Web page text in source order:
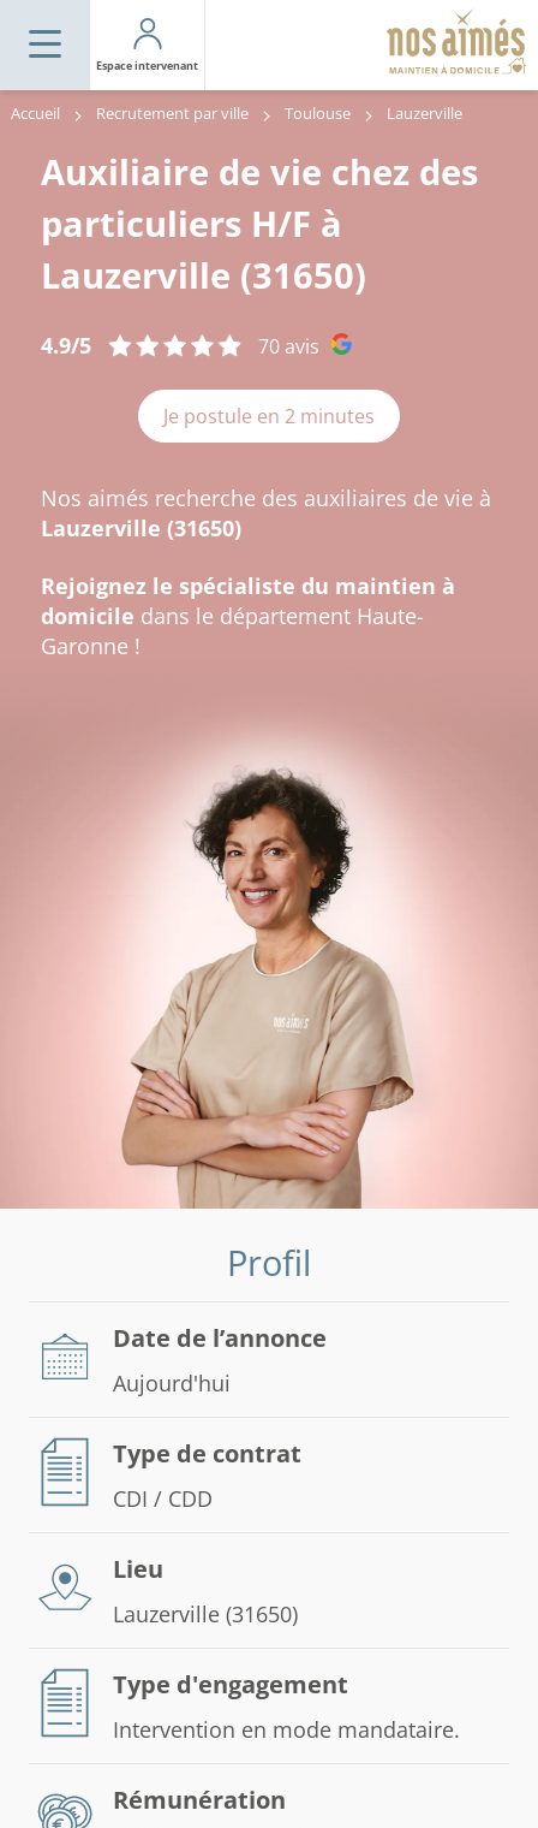
Espace intervenant
Accueil Recrutement par ville Toulouse Lauzerville
Auxiliaire de vie chez des
particuliers H/F à
Lauzerville (31650)
4.9/5 70 avis
Je postule en 2 minutes
Nos aimés recherche des auxiliaires de vie à
Lauzerville (31650)
Rejoignez le spécialiste du maintien à
domicile dans le département Haute-
Garonne !
Profil
Date de l’annonce
Aujourd'hui
Type de contrat
CDI / CDD
Lieu
Lauzerville (31650)
Type d'engagement
Intervention en mode mandataire.
Rémunération